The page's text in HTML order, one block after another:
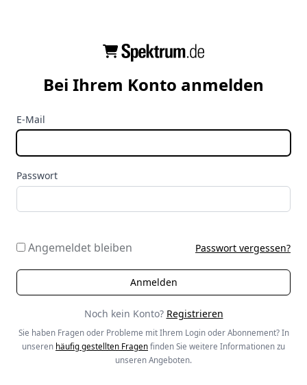
Bei Ihrem Konto anmelden
E-Mail
Passwort
Angemeldet bleiben Passwort vergessen?
Noch kein Konto? Registrieren
Sie haben Fragen oder Probleme mit Ihrem Login oder Abonnement? In
unseren häufig gestellten Fragen finden Sie weitere Informationen zu
unseren Angeboten.